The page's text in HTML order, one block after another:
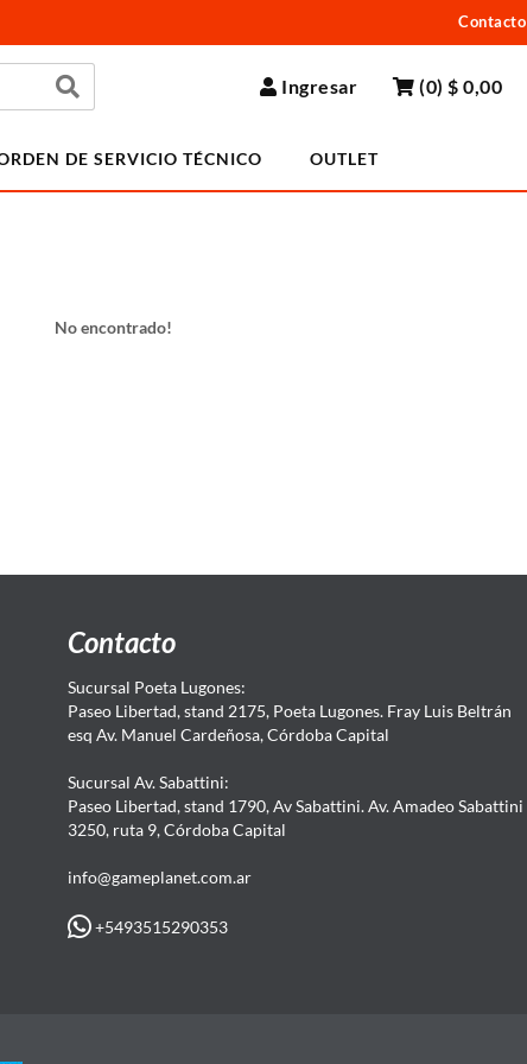
Contacto
Ingresar (0)$ 0,00
DE SERVICIO TÉCNICO OUTLET
No encontrado!
Contacto
Sucursal Poeta Lugones:
Paseo Libertad, stand 2175, Poeta Lugones. Fray Luis Beltrán
esq Av. Manuel Cardeñosa, Córdoba Capital
Sucursal Av. Sabattini:
Paseo Libertad, stand 1790, Av Sabattini. Av. Amadeo Sabattini
3250, ruta 9, Córdoba Capital
info@gameplanet.com.ar
+5493515290353